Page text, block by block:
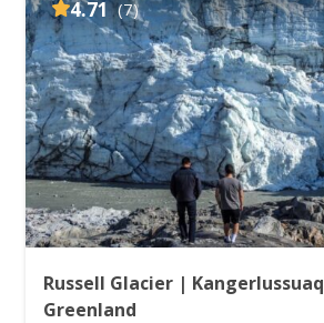
4.71 (7)
Russell Glacier |
Greenland